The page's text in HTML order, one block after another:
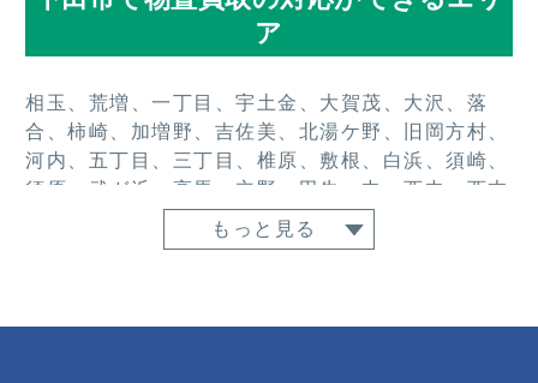
ア
相玉、荒増、一丁目、宇土金、大賀茂、大沢、落
合、柿崎、加増野、吉佐美、北湯ケ野、旧岡方村、
河内、五丁目、三丁目、椎原、敷根、白浜、須崎、
須原、武ガ浜、高馬、立野、田牛、中、西中、西本
郷、二丁目、東中、東本郷、堀之内、本郷、箕作、
横川、四丁目、蓮台寺、六丁目
もっと見る